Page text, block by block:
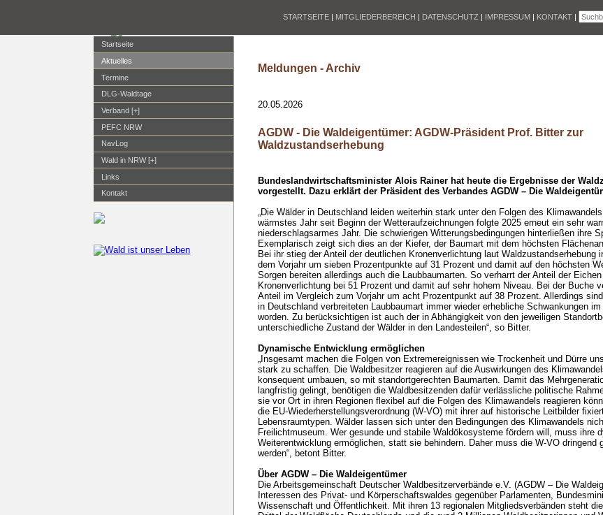
STARTSEITE | MITGLIEDERBEREICH | DATENSCHUTZ | IMPRESSUM | KONTAKT |
Startseite
Aktuelles
Termine
DLG-Waldtage
Verband [+]
PEFC NRW
NavLog
Wald in NRW [+]
Links
Kontakt
Meldungen - Archiv
20.05.2026
AGDW - Die Waldeigentümer: AGDW-Präsident Prof. Bitter zur
Waldzustandserhebung
Bundeslandwirtschaftsminister Alois Rainer hat heute die Ergebnisse der
vorgestellt. Dazu erklärt der Präsident des Verbandes AGDW – Die
„Die Wälder in Deutschland leiden weiterhin stark unter den Folgen des
wärmstes Jahr seit Beginn der Wetteraufzeichnungen folgte 2025 erneut ein sehr
niederschlagsarmes Jahr. Die schwierigen Witterungsbedingungen hinterließen ihre
Exemplarisch zeigt sich dies an der Kiefer, der Baumart mit dem höchsten
Bei ihr stieg der Anteil der deutlichen Kronenverlichtung laut Waldzustandserhebung
dem Vorjahr um sieben Prozentpunkte auf 31 Prozent und damit auf den höchsten
Sorgen bereiten allerdings auch die Laubbaumarten. So verharrt der Anteil der
Kronenverlichtung bei 51 Prozent und damit auf sehr hohem Niveau. Bei der Buche
Anteil im Vergleich zum Vorjahr um acht Prozentpunkt auf 38 Prozent. Allerdings
in Deutschland verbreiteten Laubbaumart immer wieder erhebliche Schwankungen
worden. Zu berücksichtigen ist auch der in Abhängigkeit von den jeweiligen
unterschiedliche Zustand der Wälder in den Landesteilen“, so Bitter.
Dynamische Entwicklung ermöglichen
„Insgesamt machen die Folgen von Extremereignissen wie Trockenheit und Dürre
stark zu schaffen. Die Waldbesitzer reagieren auf die Auswirkungen des
konsequent umbauen, so mit standortgerechten Baumarten. Damit das
langfristig gelingt, benötigen die Waldbesitzenden dafür verlässliche politische
sie vor Ort in ihren Regionen flexibel auf die Folgen des Klimawandels reagieren
die EU-Wiederherstellungsverordnung (W-VO) mit ihrer auf historische Leitbilder
Lebensraumtypen. Wälder lassen sich unter den Bedingungen des Klimawandels
Freilichtmuseum. Wer gesunde und stabile Waldökosysteme fördern will, muss ihre
Weiterentwicklung ermöglichen, statt sie behindern. Daher muss die W-VO dringend
werden“, betont Bitter.
Über AGDW – Die Waldeigentümer
Die Arbeitsgemeinschaft Deutscher Waldbesitzerverbände e.V. (AGDW – Die
Interessen des Privat- und Körperschaftswaldes gegenüber Parlamenten,
Wissenschaft und Öffentlichkeit. Mit ihren 13 regionalen Mitgliedsverbänden steht